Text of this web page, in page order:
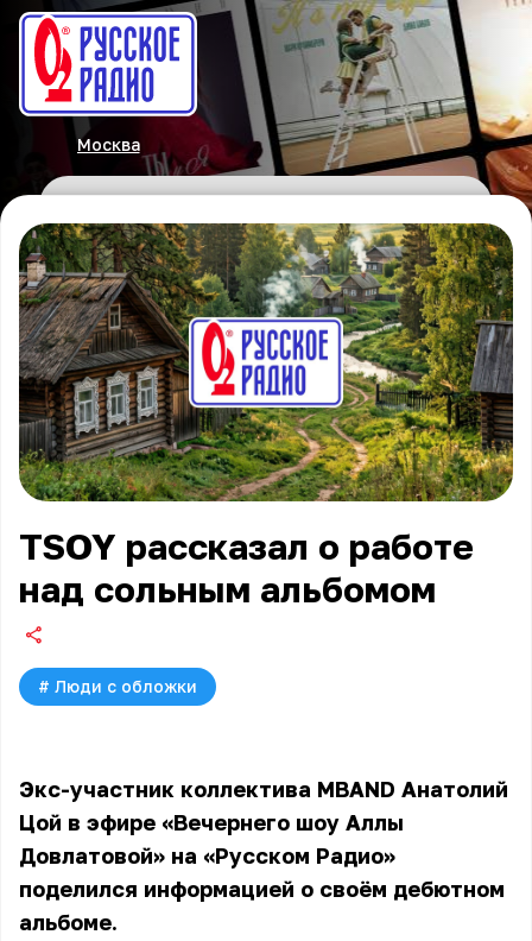
Москва
TSOY рассказал о работе
над сольным альбомом
# Люди с обложки
Экс-участник коллектива MBAND Анатолий
Цой в эфире «Вечернего шоу Аллы
Довлатовой» на «Русском Радио»
поделился информацией о своём дебютном
альбоме.